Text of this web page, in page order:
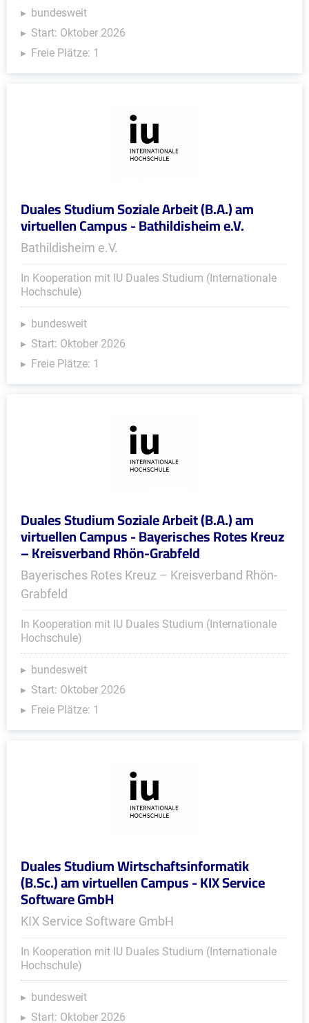
bundesweit
Start: Oktober 2026
Freie Plätze: 1
Duales Studium Soziale Arbeit (B.A.) am
virtuellen Campus - Bathildisheim e.V.
Bathildisheim e.V.
In Kooperation mit IU Duales Studium (Internationale
Hochschule)
bundesweit
Start: Oktober 2026
Freie Plätze: 1
Duales Studium Soziale Arbeit (B.A.) am
virtuellen Campus - Bayerisches Rotes Kreuz
– Kreisverband Rhön-Grabfeld
Bayerisches Rotes Kreuz – Kreisverband Rhön-
Grabfeld
In Kooperation mit IU Duales Studium (Internationale
Hochschule)
bundesweit
Start: Oktober 2026
Freie Plätze: 1
Duales Studium Wirtschaftsinformatik
(B.Sc.) am virtuellen Campus - KIX Service
Software GmbH
KIX Service Software GmbH
In Kooperation mit IU Duales Studium (Internationale
Hochschule)
bundesweit
Start: Oktober 2026